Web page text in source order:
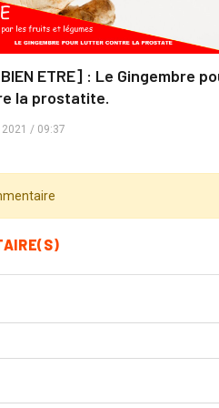
BIEN ETRE] : Le Gingembre
la prostatite.
/ 09:37